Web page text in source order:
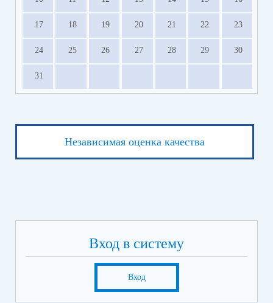
17 18 19 20 21 22 23
24 25 26 27 28 29 30
31
Независимая оценка качества
Вход в систему
Вход